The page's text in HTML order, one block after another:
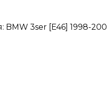
3ser [E46] 1998-